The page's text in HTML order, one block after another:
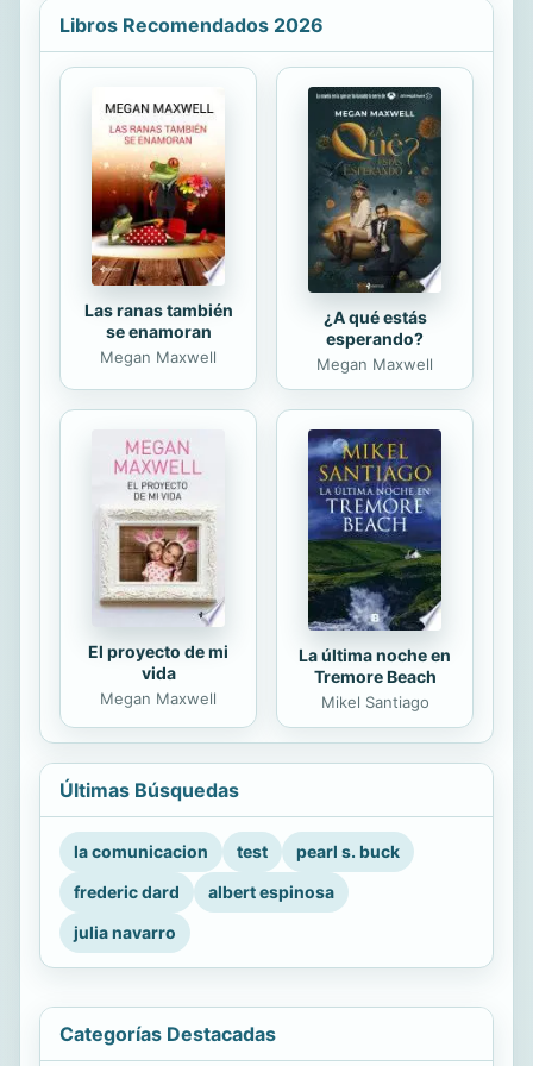
espacio urbano a través de la lírico
Así, se estudian los poemas que
definen las campañas militares de
comienzos del siglo XX en esta
ciudad, o la presencia e importancia
de las revistas literarias, las
antologías con este espacio urbano
como protagonista y las...
Libros Recomendados 2026
Las ranas también
se enamoran
Megan Maxwell
¿A qué estás
esperando?
Megan Maxwell
El proyecto de mi
vida
Megan Maxwell
La última noche en
Tremore Beach
Mikel Santiago
Últimas Búsquedas
la comunicacion test
pearl s. buck
frederic dard
albert espinosa
julia navarro
Categorías Destacadas